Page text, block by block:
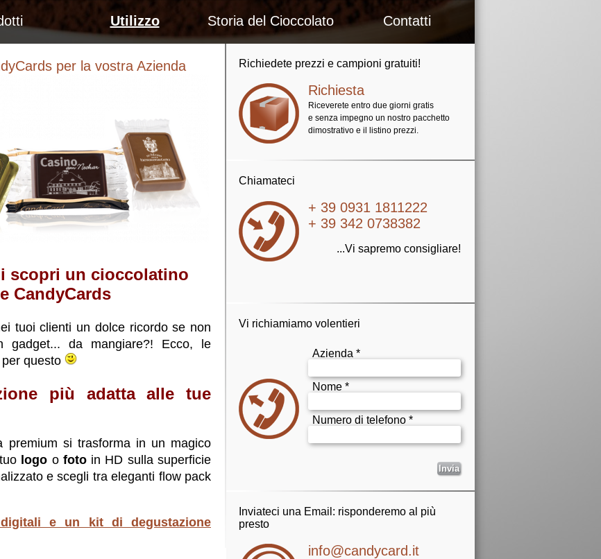
Utilizzo Storia del Cioccolato Contatti
per la vostra Azienda
scopri un cioccolatino
CandyCards
tuoi clienti un dolce ricordo se non
da mangiare?! Ecco, le
questo
più adatta alle tue
premium si trasforma in un magico
logo o fotoin HD sulla superficie
e scegli tra eleganti flow pack
e un kit di degustazione
Richiedete prezzi e campioni gratuiti!
Richiesta
Riceverete entro due giorni gratis
e senza impegno un nostro pacchetto
dimostrativo e il listino prezzi.
Chiamateci
+ 39 0931 1811222
+ 39 342 0738382
...Vi sapremo consigliare!
Vi richiamiamo volentieri
Azienda *
Nome *
Numero di telefono *
Inviateci una Email: risponderemo al più
presto
info@candycard.it